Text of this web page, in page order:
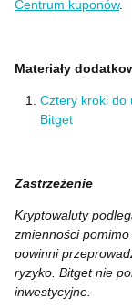
Centrum kuponów.
Materiały
Cztery kroki do
Bitget
Zastrzeżenie
Kryptowaluty
zmienności
powinni
ryzyko. Bitget nie
inwestycyjne.